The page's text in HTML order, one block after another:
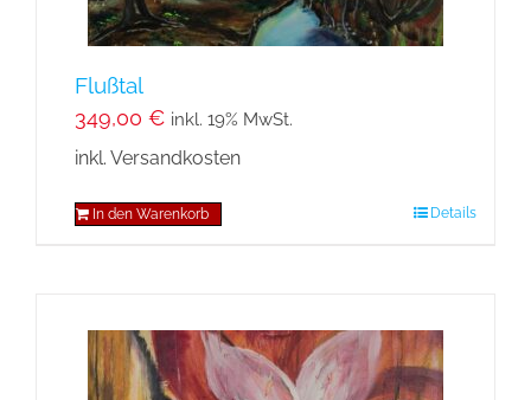
Flußtal
349,00 € inkl. 19% MwSt.
inkl. Versandkosten
In den Warenkorb Details